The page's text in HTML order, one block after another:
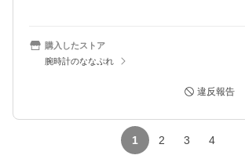
購入したストア
腕時計のななぷれ
違反報告
1 2 3 4